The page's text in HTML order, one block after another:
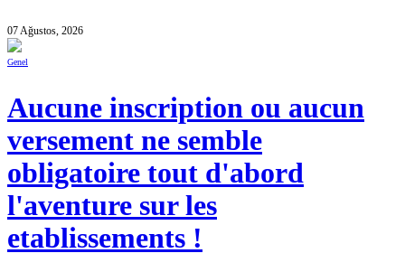
07 Ağustos, 2026
Genel
Aucune inscription ou aucun
versement ne semble
obligatoire tout d'abord
l'aventure sur les
etablissements !